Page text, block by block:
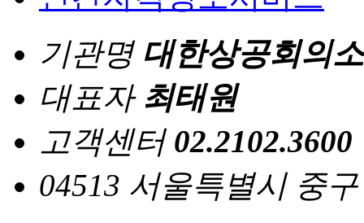
기관명 대한상공회의소
대표자 최태원
고객센터 02.2102.3600
04513 서울특별시 중